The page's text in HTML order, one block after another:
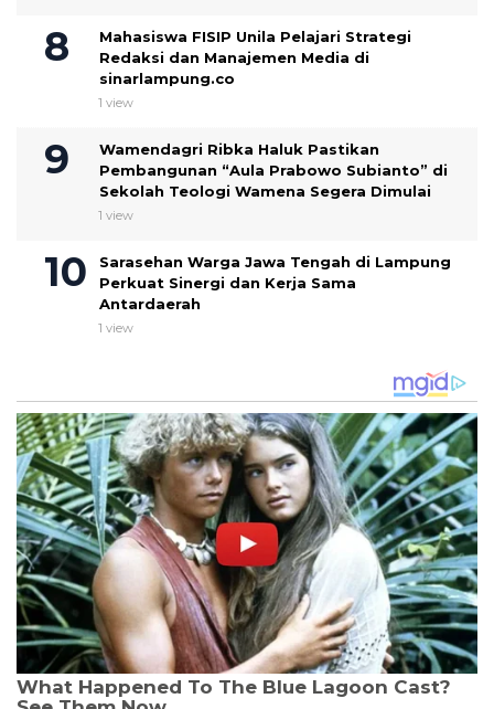
Mahasiswa FISIP Unila Pelajari Strategi
Redaksi dan Manajemen Media di
sinarlampung.co
1 view
Wamendagri Ribka Haluk Pastikan
Pembangunan “Aula Prabowo Subianto” di
Sekolah Teologi Wamena Segera Dimulai
1 view
Sarasehan Warga Jawa Tengah di Lampung
Perkuat Sinergi dan Kerja Sama
Antardaerah
1 view